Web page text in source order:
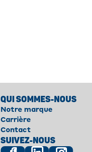
QUI SOMMES-NOUS
Notre marque
Carrière
Contact
SUIVEZ-NOUS